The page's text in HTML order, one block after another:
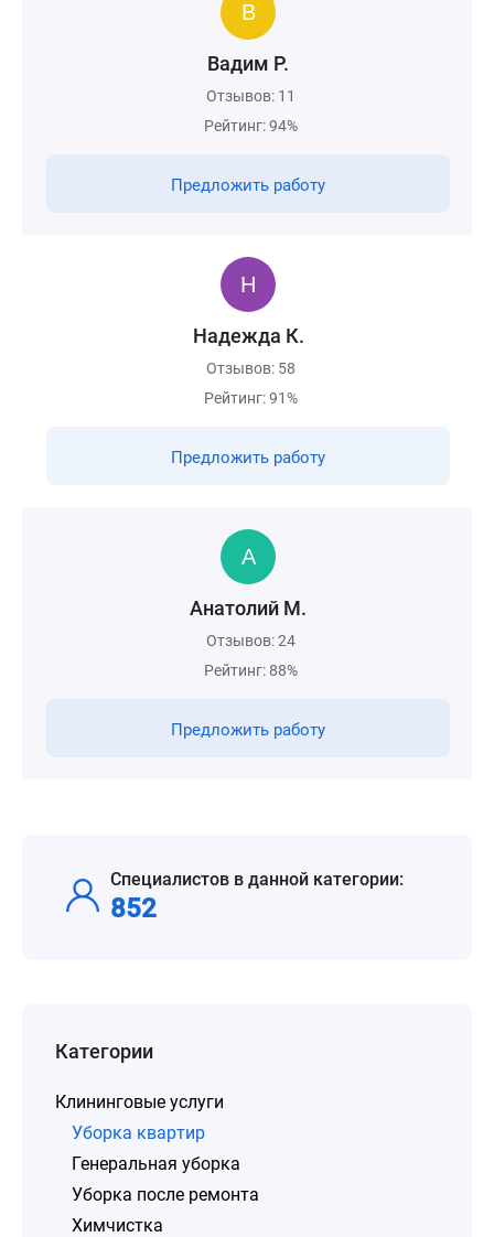
Вадим Р.
Отзывов: 11
Рейтинг: 94%
Предложить работу
Надежда К.
Отзывов: 58
Рейтинг: 91%
Предложить работу
Анатолий М.
Отзывов: 24
Рейтинг: 88%
Предложить работу
Специалистов в данной категории:
852
Категории
Клининговые услуги
Уборка квартир
Генеральная уборка
Уборка после ремонта
Химчистка